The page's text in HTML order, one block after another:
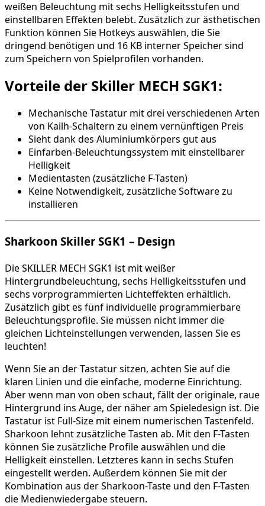
weißen Beleuchtung mit sechs Helligkeitsstufen und
einstellbaren Effekten belebt. Zusätzlich zur ästhetischen
Funktion können Sie Hotkeys auswählen, die Sie
dringend benötigen und 16 KB interner Speicher sind
zum Speichern von Spielprofilen vorhanden.
Vorteile der Skiller MECH SGK1:
Mechanische Tastatur mit drei verschiedenen Arten
von Kailh-Schaltern zu einem vernünftigen Preis
Sieht dank des Aluminiumkörpers gut aus
Einfarben-Beleuchtungssystem mit einstellbarer
Helligkeit
Medientasten (zusätzliche F-Tasten)
Keine Notwendigkeit, zusätzliche Software zu
installieren
Sharkoon Skiller SGK1 – Design
Die SKILLER MECH SGK1 ist mit weißer
Hintergrundbeleuchtung, sechs Helligkeitsstufen und
sechs vorprogrammierten Lichteffekten erhältlich.
Zusätzlich gibt es fünf individuelle programmierbare
Beleuchtungsprofile. Sie müssen nicht immer die
gleichen Lichteinstellungen verwenden, lassen Sie es
leuchten!
Wenn Sie an der Tastatur sitzen, achten Sie auf die
klaren Linien und die einfache, moderne Einrichtung.
Aber wenn man von oben schaut, fällt der originale, raue
Hintergrund ins Auge, der näher am Spieledesign ist. Die
Tastatur ist Full-Size mit einem numerischen Tastenfeld.
Sharkoon lehnt zusätzliche Tasten ab. Mit den F-Tasten
können Sie zusätzliche Profile auswählen und die
Helligkeit einstellen. Letzteres kann in sechs Stufen
eingestellt werden. Außerdem können Sie mit der
Kombination aus der Sharkoon-Taste und den F-Tasten
die Medienwiedergabe steuern.